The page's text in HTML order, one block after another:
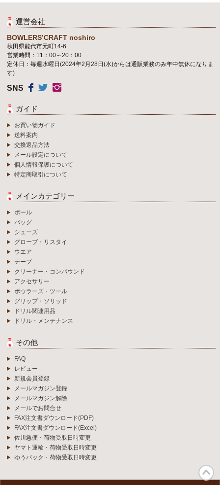
運営会社
BOWLERS’CRAFT noshiro
秋田県能代市元町14-6
営業時間：11：00～20：00
定休日：毎週水曜日(2024年2月28日(水)からは通販業務のみ年中無休になりま
す)
SNS
ガイド
お買い物ガイド
送料案内
交換返品方法
メール設定について
個人情報保護について
特定商取引について
メインカテゴリー
ボール
バッグ
シューズ
グローブ・リスタイ
ウエア
テープ
クリーナー・コンパウンド
アクセサリー
ボウラーズ・ツール
グリップ・ソリッド
ドリル関連用品
ドリル・メンテナンス
その他
FAQ
レビュー
新規会員登録
メールマガジン登録
メールマガジン解除
メールでお問合せ
FAX注文書ダウンロード(PDF)
FAX注文書ダウンロード(Excel)
佐川急便・荷物受取日時変更
ヤマト運輸・荷物受取日時変更
ゆうパック・荷物受取日時変更